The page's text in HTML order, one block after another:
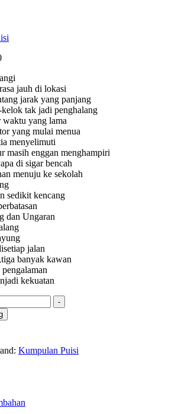
Harga
ini
adalah:
Rp35.000.
jauh di lokasi
jarak yang panjang
tak jadi penghalang
yang lama
yang mulai menua
menyelimuti
masih enggan menghampiri
di sigar bencah
menuju ke sekolah
sedikit kencang
dan Ungaran
jalan
banyak kawan
kekuatan
-
Kumpulan Puisi